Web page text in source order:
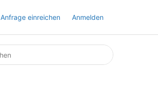
Anfrage einreichen Anmelden